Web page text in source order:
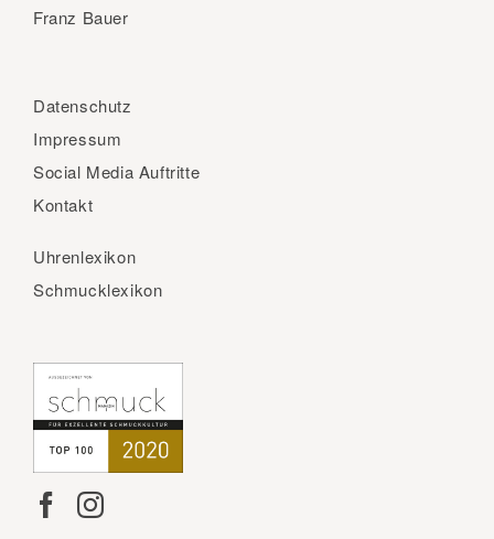
Franz Bauer
Datenschutz
Impressum
Social Media Auftritte
Kontakt
Uhrenlexikon
Schmucklexikon